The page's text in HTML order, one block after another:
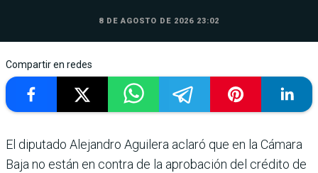
8 DE AGOSTO DE 2026 23:02
Compartir en redes
El diputado Alejandro Aguilera aclaró que en la Cámara
Baja no están en contra de la aprobación del crédito de